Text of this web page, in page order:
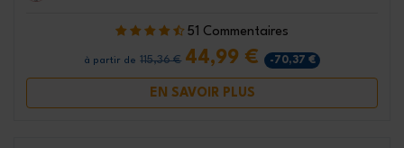
51 Commentaires
à partir de 115,36 € 44,99 € -70,37 €
EN SAVOIR PLUS